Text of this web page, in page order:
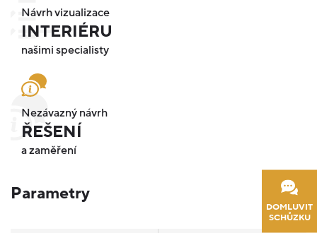
DOMLUVIT
SCHŮZKU
Návrh vizualizace
INTERIÉRU
našimi specialisty
Nezávazný návrh
ŘEŠENÍ
a zaměření
Parametry